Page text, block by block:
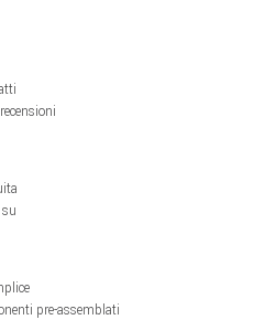
pre-assemblati